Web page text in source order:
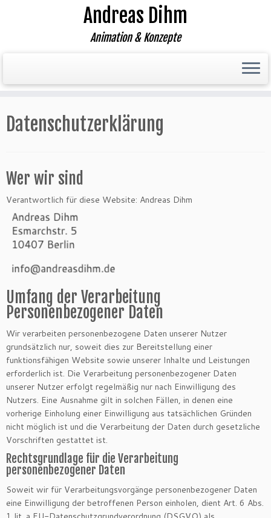
Inhalt
springen
Andreas Dihm
Animation & Konzepte
Datenschutzerklärung
Wer wir sind
Verantwortlich für diese Website: Andreas Dihm
Umfang der Verarbeitung
Personenbezogener Daten
Wir verarbeiten personenbezogene Daten unserer Nutzer
grundsätzlich nur, soweit dies zur Bereitstellung einer
funktionsfähigen Website sowie unserer Inhalte und Leistungen
erforderlich ist. Die Verarbeitung personenbezogener Daten
unserer Nutzer erfolgt regelmäßig nur nach Einwilligung des
Nutzers. Eine Ausnahme gilt in solchen Fällen, in denen eine
vorherige Einholung einer Einwilligung aus tatsächlichen Gründen
nicht möglich ist und die Verarbeitung der Daten durch gesetzliche
Vorschriften gestattet ist.
Rechtsgrundlage für die Verarbeitung
personenbezogener Daten
Soweit wir für Verarbeitungsvorgänge personenbezogener Daten
eine Einwilligung der betroffenen Person einholen, dient Art. 6 Abs.